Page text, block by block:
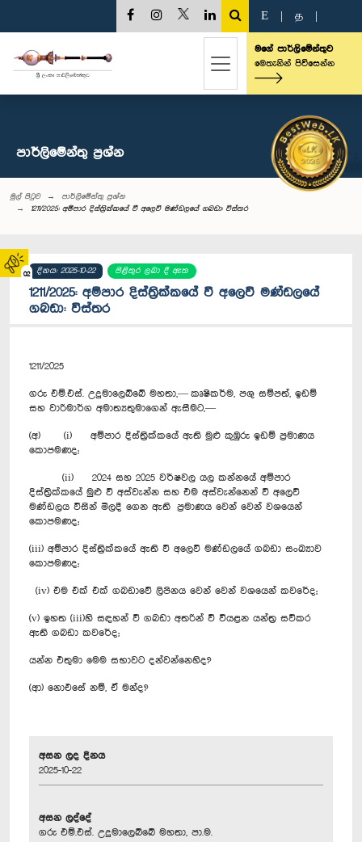
02
E த
මගේ පාර්ලිමේන්තුව
මෙතැනින් පිවිසෙන්න
පාර්ලි‌මේන්තු‌ ප්‍රශ්න
මුල් පිටුව
පාර්ලි‌මේන්තු‌ ප්‍රශ්න
1211/2025: අම්පාර දිස්ත්‍රික්කයේ වී අලෙවි මණ්ඩලයේ ගබඩා: විස්තර
දිනය: 2025-10-22 පිළිතුර ලබා දී ඇත
1211/2025: අම්පාර දිස්ත්‍රික්කයේ වී අලෙවි මණ්ඩලයේ
ගබඩා: විස්තර
1211/2025
ගරු එම්.එස්. උදුමාලෙබ්බේ මහතා,— කෘෂිකර්ම, පශු සම්පත්, ඉඩම්
සහ වාරිමාර්ග අමාත්‍යතුමාගෙන් ඇසීමට,—
(අ) (i) අම්පාර දිස්ත්‍රික්කයේ ඇති මුළු කුඹුරු ඉඩම් ප්‍රමාණය
කොපමණද;
(ii) 2024 සහ 2025 වර්ෂවල යල කන්නයේ අම්පාර
දිස්ත්‍රික්කයේ මුළු වී අස්වැන්න සහ එම අස්වැන්නෙන් වී අලෙවි
මණ්ඩලය විසින් මිලදී ගෙන ඇති ප්‍රමාණය වෙන් වෙන් වශයෙන්
කොපමණද;
(iii) අම්පාර දිස්ත්‍රික්කයේ ඇති වී අලෙවි මණ්ඩලයේ ගබඩා සංඛ්‍යාව
කොපමණද;
(iv) එම එක් එක් ගබඩාවේ ලිපිනය වෙන් වෙන් වශයෙන් කවරේද;
(v) ඉහත (iii)හි සඳහන් වී ගබඩා අතරින් වී වියළන යන්ත්‍ර සවිකර
ඇති ගබඩා කවරේද;
යන්න එතුමා මෙම සභාවට දන්වන්නෙහිද?
(ආ) නොඑසේ නම්, ඒ මන්ද?
අසන ලද දිනය
2025-10-22
අසන ලද්දේ
ගරු එම්.එස්. උදුමාලෙබ්බේ මහතා, පා.ම.